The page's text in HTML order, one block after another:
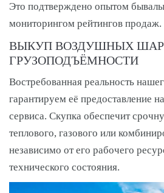
Это подтверждено опытом
мониторингом рейтингов продаж.
ВЫКУП ВОЗДУШНЫХ
ГРУЗОПОДЪЁМНОСТИ
Востребованная реальность
гарантируем её предоставление
сервиса. Скупка обеспечит
теплового, газового или
независимо от его рабочего
технического состояния.